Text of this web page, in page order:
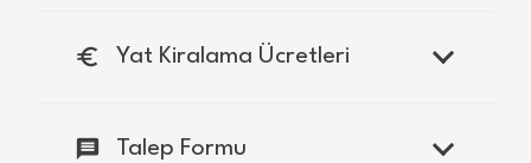
euro Yat Kiralama Ücretleri
message Talep Formu